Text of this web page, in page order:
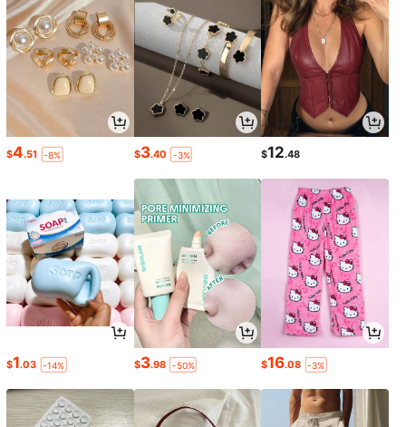
$4.51 -8% $3.40 -3% $12.48
$1.03 -14% $3.98 -50% $16.08 -3%